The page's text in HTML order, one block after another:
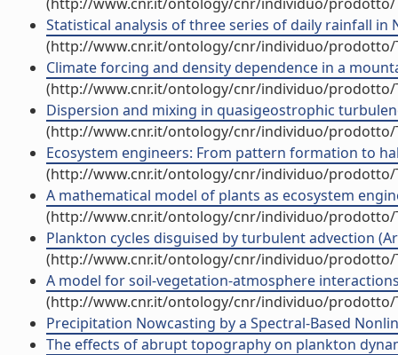
Statistical analysis of three series of daily rainfall
(http://www.cnr.it/ontology/cnr/individuo/prodotto/
Climate forcing and density dependence in a
(http://www.cnr.it/ontology/cnr/individuo/prodotto/
Dispersion and mixing in quasigeostrophic
(http://www.cnr.it/ontology/cnr/individuo/prodotto/
Ecosystem engineers: From pattern formation to
(http://www.cnr.it/ontology/cnr/individuo/prodotto/
A mathematical model of plants as ecosystem
(http://www.cnr.it/ontology/cnr/individuo/prodotto/
Plankton cycles disguised by turbulent advection
(http://www.cnr.it/ontology/cnr/individuo/prodotto/
A model for soil-vegetation-atmosphere
(http://www.cnr.it/ontology/cnr/individuo/prodotto/
Precipitation Nowcasting by a Spectral-Based
The effects of abrupt topography on plankton